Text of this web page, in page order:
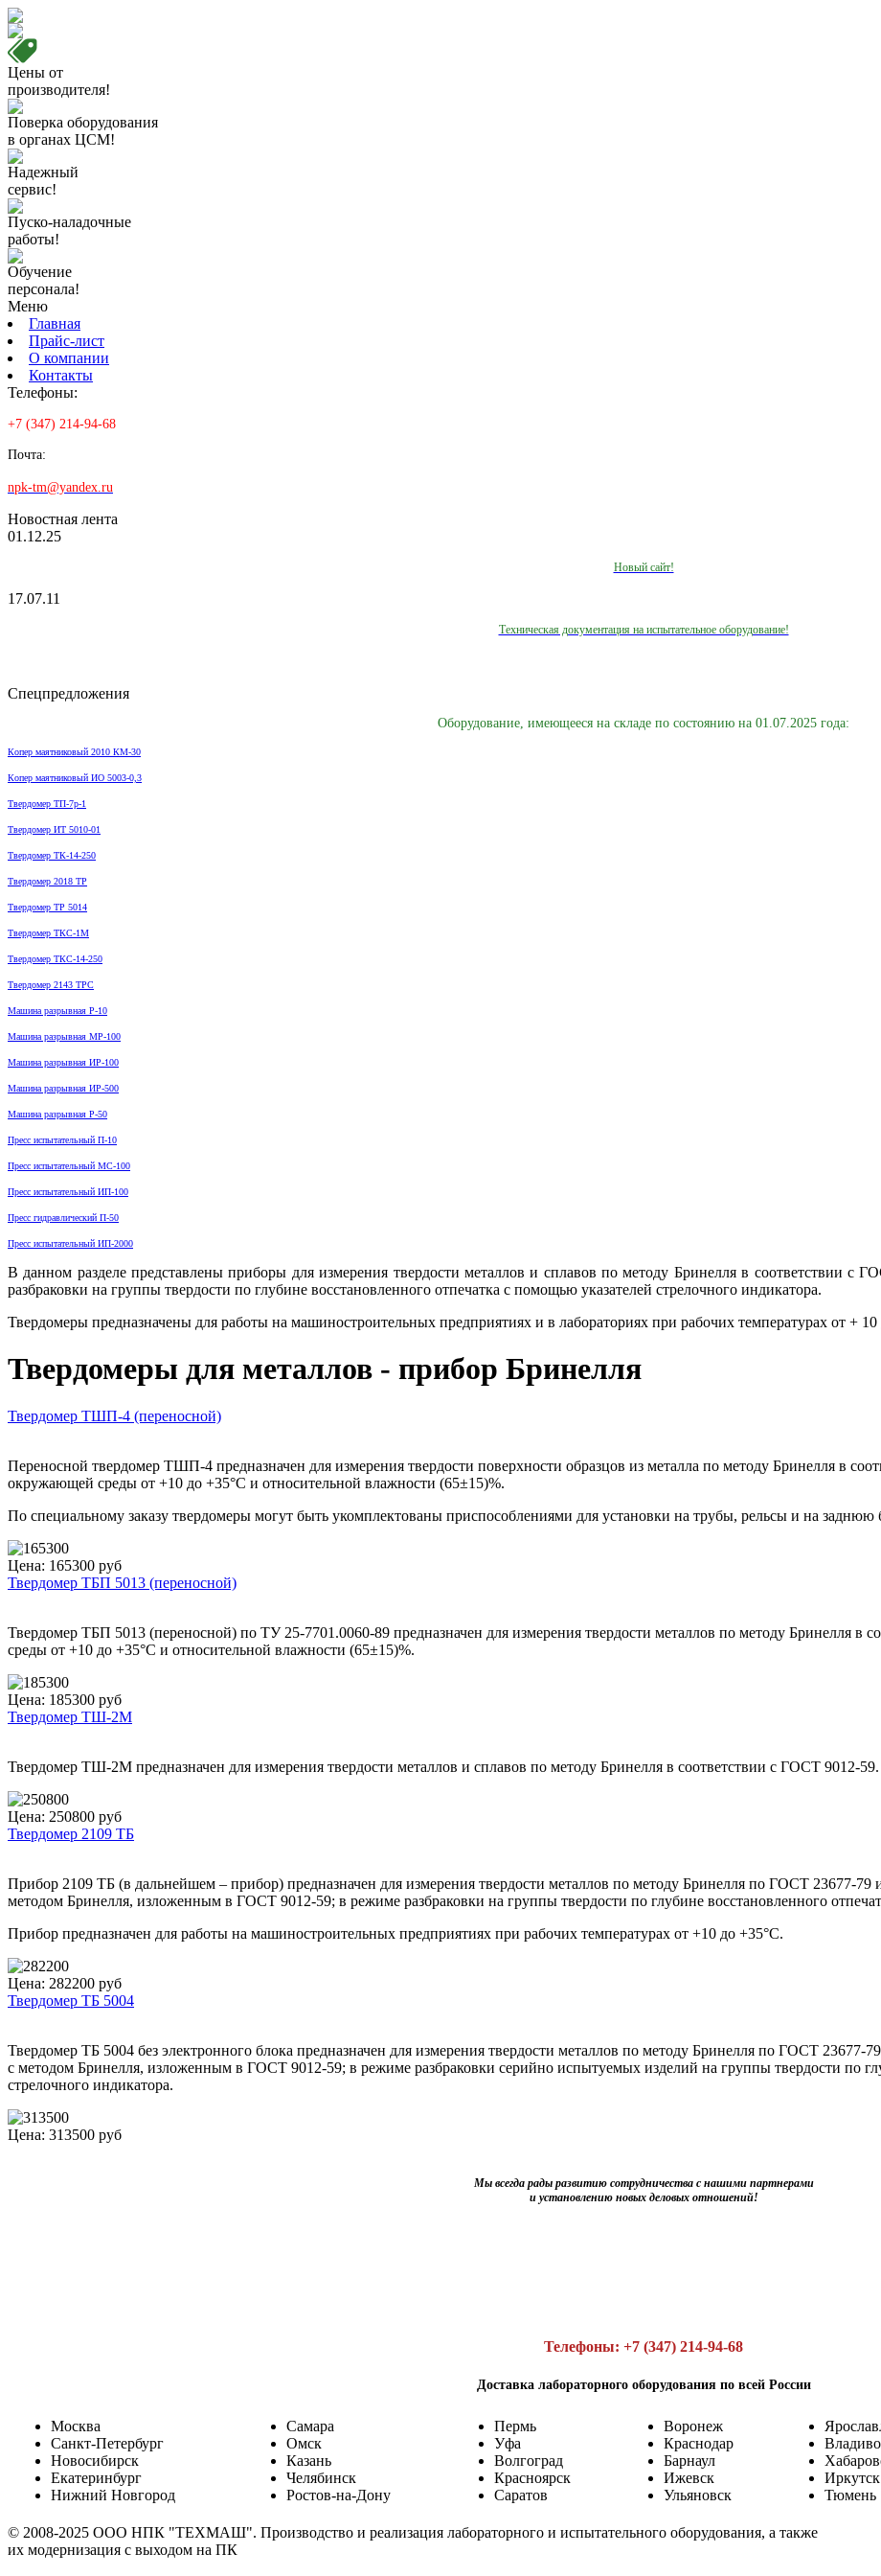
Цены от
производителя!
Поверка оборудования
в органах ЦСМ!
Надежный
сервис!
Пуско-наладочные
работы!
Обучение
персонала!
Меню
Главная
Прайс-лист
О компании
Контакты
Телефоны:
+7 (347) 214-94-68
Почта:
npk-tm@yandex.ru
Новостная лента
01.12.25
Новый сайт!
17.07.11
Техническая документация на испытательное оборудование!
Спецпредложения
Оборудование, имеющееся на складе по состоянию на 01.07.2025 года:
Копер маятниковый 2010 КМ-30
Копер маятниковый ИО 5003-0,3
Твердомер ТП-7р-1
Твердомер ИТ 5010-01
Твердомер ТК-14-250
Твердомер 2018 ТР
Твердомер ТР 5014
Твердомер ТКС-1М
Твердомер ТКС-14-250
Твердомер 2143 ТРС
Машина разрывная Р-10
Машина разрывная МР-100
Машина разрывная ИР-100
Машина разрывная ИР-500
Машина разрывная Р-50
Пресс испытательный П-10
Пресс испытательный МС-100
Пресс испытательный ИП-100
Пресс гидравлический П-50
Пресс испытательный ИП-2000
В данном разделе представлены приборы для измерения твердости металлов и сплавов по методу Бринелля в соответствии
разбраковки на группы твердости по глубине восстановленного отпечатка с помощью указателей стрелочного индикатора.
Твердомеры предназначены для работы на машиностроительных предприятиях и в лабораториях при рабочих температурах от +
Твердомеры для металлов - прибор Бринелля
Твердомер ТШП-4 (переносной)
Переносной твердомер ТШП-4 предназначен для измерения твердости поверхности образцов из металла по методу Бринелля в
окружающей среды от +10 до +35°С и относительной влажности (65±15)%.
По специальному заказу твердомеры могут быть укомплектованы приспособлениями для установки на трубы, рельсы и на заднюю
Цена: 165300 руб
Твердомер ТБП 5013 (переносной)
Твердомер ТБП 5013 (переносной) по ТУ 25-7701.0060-89 предназначен для измерения твердости металлов по методу Бринелля в
среды от +10 до +35°С и относительной влажности (65±15)%.
Цена: 185300 руб
Твердомер ТШ-2М
Твердомер ТШ-2М предназначен для измерения твердости металлов и сплавов по методу Бринелля в соответствии с ГОСТ 9012-59.
Цена: 250800 руб
Твердомер 2109 ТБ
Прибор 2109 ТБ (в дальнейшем – прибор) предназначен для измерения твердости металлов по методу Бринелля по ГОСТ 23677-79
методом Бринелля, изложенным в ГОСТ 9012-59; в режиме разбраковки на группы твердости по глубине восстановленного
Прибор предназначен для работы на машиностроительных предприятиях при рабочих температурах от +10 до +35°С.
Цена: 282200 руб
Твердомер ТБ 5004
Твердомер ТБ 5004 без электронного блока предназначен для измерения твердости металлов по методу Бринелля по ГОСТ 23677-
с методом Бринелля, изложенным в ГОСТ 9012-59; в режиме разбраковки серийно испытуемых изделий на группы твердости по
стрелочного индикатора.
Цена: 313500 руб
Мы всегда рады развитию сотрудничества с нашими партнерами
и установлению новых деловых отношений!
Телефоны: +7 (347) 214-94-68
Доставка лабораторного оборудования по всей России
Москва
Санкт-Петербург
Новосибирск
Екатеринбург
Нижний Новгород
Самара
Омск
Казань
Челябинск
Ростов-на-Дону
Пермь
Уфа
Волгоград
Красноярск
Саратов
Воронеж
Краснодар
Барнаул
Ижевск
Ульяновск
Иркутск
Тюмень
© 2008-2025 ООО НПК "ТЕХМАШ". Производство и реализация лабораторного и испытательного оборудования, а также
их модернизация с выходом на ПК